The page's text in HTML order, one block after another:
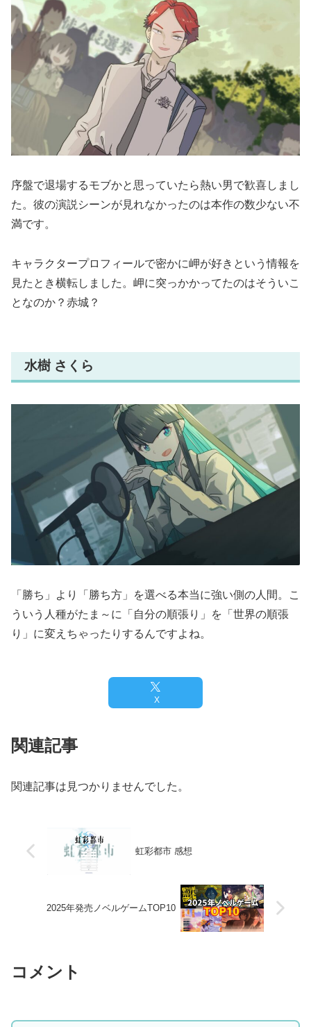
序盤で退場するモブかと思っていたら熱い男で歓喜しまし
た。彼の演説シーンが見れなかったのは本作の数少ない不
満です。
キャラクタープロフィールで密かに岬が好きという情報を
見たとき横転しました。岬に突っかかってたのはそういこ
となのか？赤城？
水樹 さくら
「勝ち」より「勝ち方」を選べる本当に強い側の人間。こ
ういう人種がたま～に「自分の順張り」を「世界の順張
り」に変えちゃったりするんですよね。
X
関連記事
関連記事は見つかりませんでした。
虹彩都市 感想
2025年発売ノベルゲームTOP10
コメント